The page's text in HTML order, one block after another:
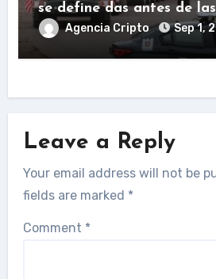
se define das antes de
Agencia Cripto Sep 1,
Leave a Reply
Your email address will not be
fields are marked *
Comment *